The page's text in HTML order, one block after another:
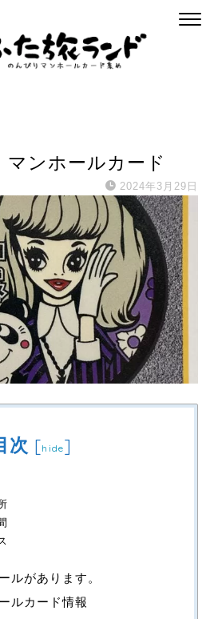
マンホールカード
2024年3月29日
次 [hide]
ルがあります。
ルカード情報